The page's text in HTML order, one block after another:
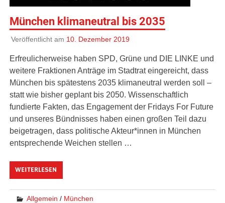
München klimaneutral bis 2035
Veröffentlicht am 10. Dezember 2019
Erfreulicherweise haben SPD, Grüne und DIE LINKE und
weitere Fraktionen Anträge im Stadtrat eingereicht, dass
München bis spätestens 2035 klimaneutral werden soll –
statt wie bisher geplant bis 2050. Wissenschaftlich
fundierte Fakten, das Engagement der Fridays For Future
und unseres Bündnisses haben einen großen Teil dazu
beigetragen, dass politische Akteur*innen in München
entsprechende Weichen stellen …
WEITERLESEN
Allgemein / München